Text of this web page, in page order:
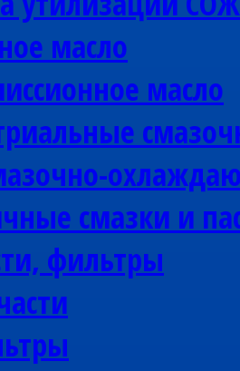
масло
масло
смазки и
фильтры